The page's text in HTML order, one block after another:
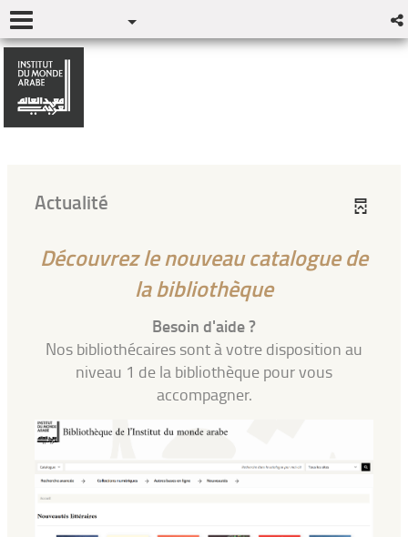
Actualité
Découvrez le nouveau catalogue de
la bibliothèque
Besoin d'aide ?
Nos bibliothécaires sont à votre disposition au
niveau 1 de la bibliothèque pour vous
accompagner.